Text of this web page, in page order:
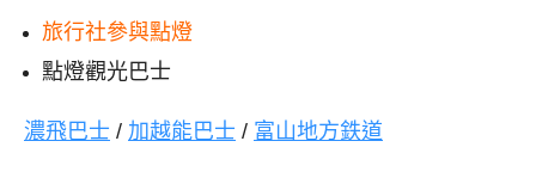
旅行社參與點燈
點燈觀光巴士
濃飛巴士 / 加越能巴士 / 富山地方鉄道